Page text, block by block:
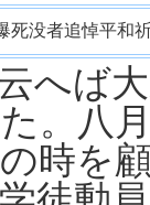
死没者追悼平
へば
。八
時を